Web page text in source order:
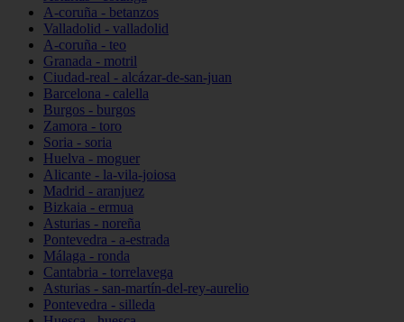
A-coruña - betanzos
Valladolid - valladolid
A-coruña - teo
Granada - motril
Ciudad-real - alcázar-de-san-juan
Barcelona - calella
Burgos - burgos
Zamora - toro
Soria - soria
Huelva - moguer
Alicante - la-vila-joiosa
Madrid - aranjuez
Bizkaia - ermua
Asturias - noreña
Pontevedra - a-estrada
Málaga - ronda
Cantabria - torrelavega
Asturias - san-martín-del-rey-aurelio
Pontevedra - silleda